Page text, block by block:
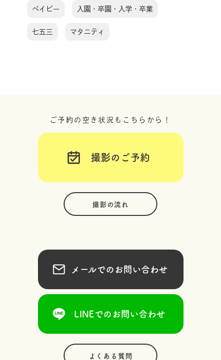
ベイビー 入園・卒園・入学・卒業
七五三 マタニティ
ご予約の空き状況もこちらから！
撮影のご予約
撮影の流れ
メールでのお問い合わせ
LINEでのお問い合わせ
よくある質問